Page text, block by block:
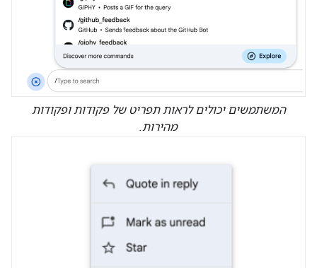
המשתמשים יכולים לראות תפריט של פקודות ופקודות
מהירות.